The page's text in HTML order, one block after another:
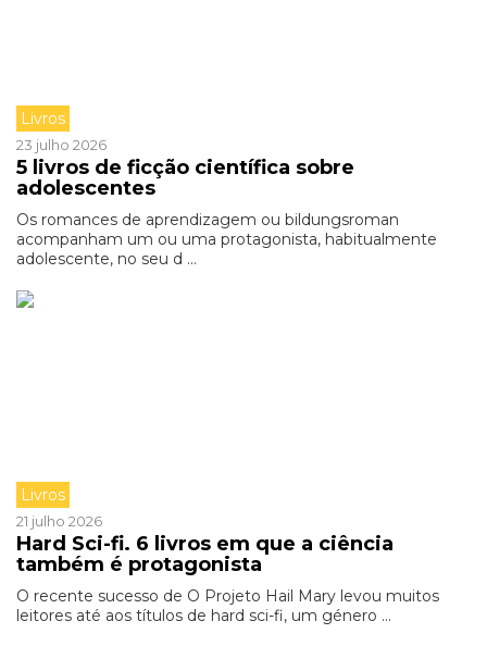
Livros
23 julho 2026
5 livros de ficção científica sobre
adolescentes
Os romances de aprendizagem ou bildungsroman
acompanham um ou uma protagonista, habitualmente
adolescente, no seu d ...
Livros
21 julho 2026
Hard Sci-fi. 6 livros em que a ciência
também é protagonista
O recente sucesso de O Projeto Hail Mary levou muitos
leitores até aos títulos de hard sci-fi, um género ...